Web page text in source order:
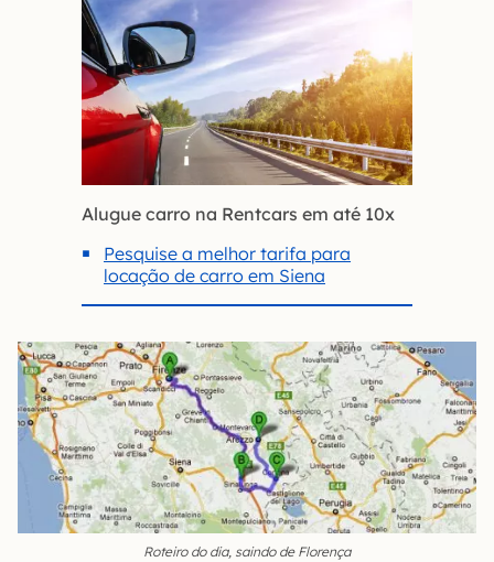
Alugue carro na Rentcars em até 10x
Pesquise a melhor tarifa para
locação de carro em Siena
Roteiro do dia, saindo de Florença